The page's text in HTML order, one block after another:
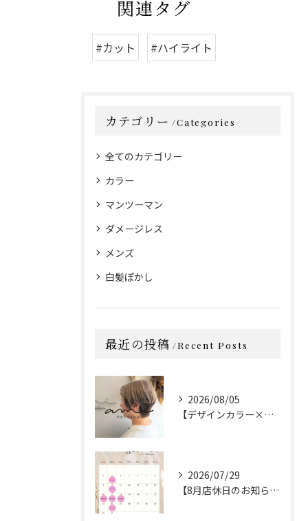
関連タグ
#カット #ハイライト
カテゴリー Categories
全てのカテゴリー
カラー
マンツーマン
ダメージレス
メンズ
白髪ぼかし
最近の投稿 Recent Posts
2026/08/05
【デザインカラー×カット】
2026/07/29
【8月店休日のお知らせ】